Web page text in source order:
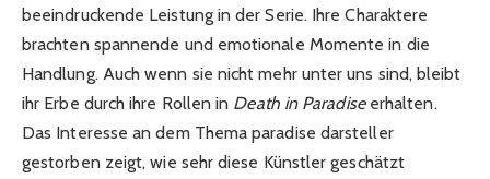
beeindruckende Leistung in der Serie. Ihre Charaktere
brachten spannende und emotionale Momente in die
Handlung. Auch wenn sie nicht mehr unter uns sind, bleibt
ihr Erbe durch ihre Rollen in Death in Paradiseerhalten.
Das Interesse an dem Thema paradise darsteller
gestorben zeigt, wie sehr diese Künstler geschätzt